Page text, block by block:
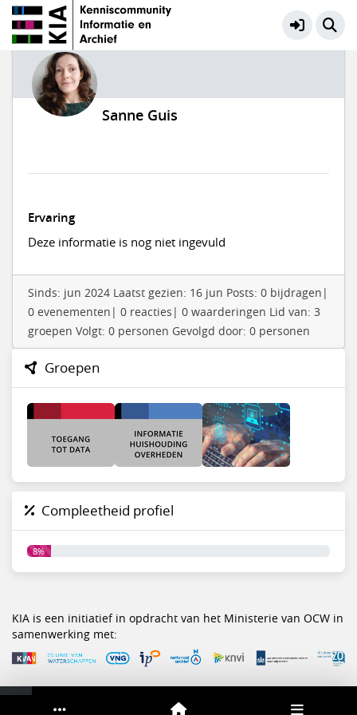
Sanne Guis
Ervaring
Deze informatie is nog niet ingevuld
Sinds: jun 2024 Laatst gezien: 16 jun Posts: 0 bijdragen|
0 evenementen| 0 reacties| 0 waarderingen Lid van: 3
groepen Volgt: 0 personen Gevolgd door: 0 personen
Groepen
Compleetheid profiel
8%
KIA is een initiatief in opdracht van het Ministerie van OCW in
samenwerking met: